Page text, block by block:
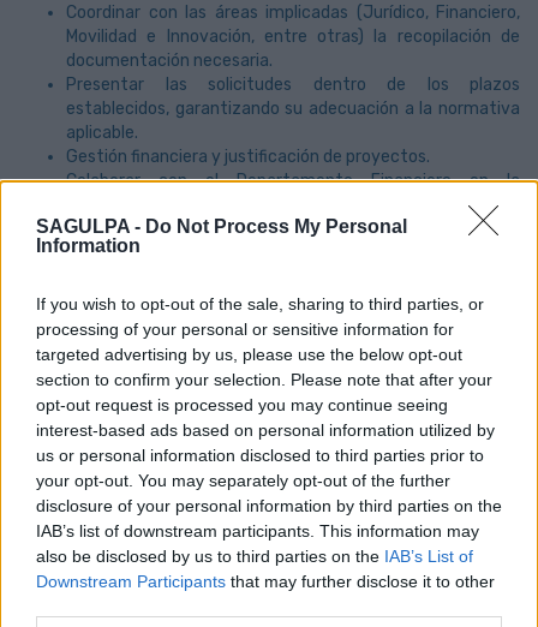
SAGULPA - Do Not Process My Personal
Information
If you wish to opt-out of the sale, sharing to third parties, or
processing of your personal or sensitive information for
targeted advertising by us, please use the below opt-out
section to confirm your selection. Please note that after your
opt-out request is processed you may continue seeing
interest-based ads based on personal information utilized by
us or personal information disclosed to third parties prior to
your opt-out. You may separately opt-out of the further
disclosure of your personal information by third parties on the
IAB’s list of downstream participants. This information may
also be disclosed by us to third parties on the IAB’s List of
Downstream Participants that may further disclose it to other
Coordinar con las áreas implicadas (Jurídico, Financiero,
Movilidad e Innovación, entre otras) la recopilación de
documentación necesaria.
Presentar las solicitudes dentro de los plazos
establecidos, garantizando su adecuación a la normativa
aplicable.
Gestión financiera y justificación de proyectos.
Colaborar con el Departamento Financiero en la
Realizar el seguimiento de la ejecución presupuestaria y la
justificación económica de los proyectos subvencionados.
normativos de cada entidad financiadora.
Comunicación, seguimiento y control.
Asistir a reuniones técnicas o de consorcio relacionadas
con las subvenciones, representando a Sagulpa junto a las
áreas implicadas.
Identificar y mitigar riesgos que puedan afectar el
desarrollo o la justificación de las ayudas.
Apoyar en las acciones de comunicación y difusión de
resultados, garantizando la visibilidad y cumplimiento de
los requisitos de cada convocatoria.
Perfil profesional: